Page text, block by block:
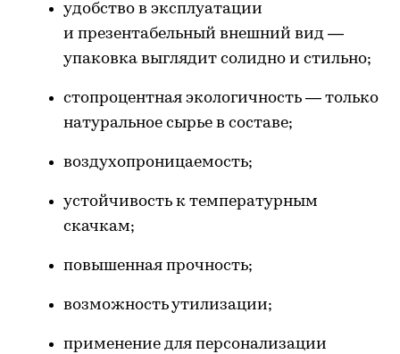
удобство в эксплуатации
и презентабельный внешний вид —
упаковка выглядит солидно и стильно;
стопроцентная экологичность — только
натуральное сырье в составе;
воздухопроницаемость;
устойчивость к температурным
скачкам;
повышенная прочность;
возможность утилизации;
применение для персонализации